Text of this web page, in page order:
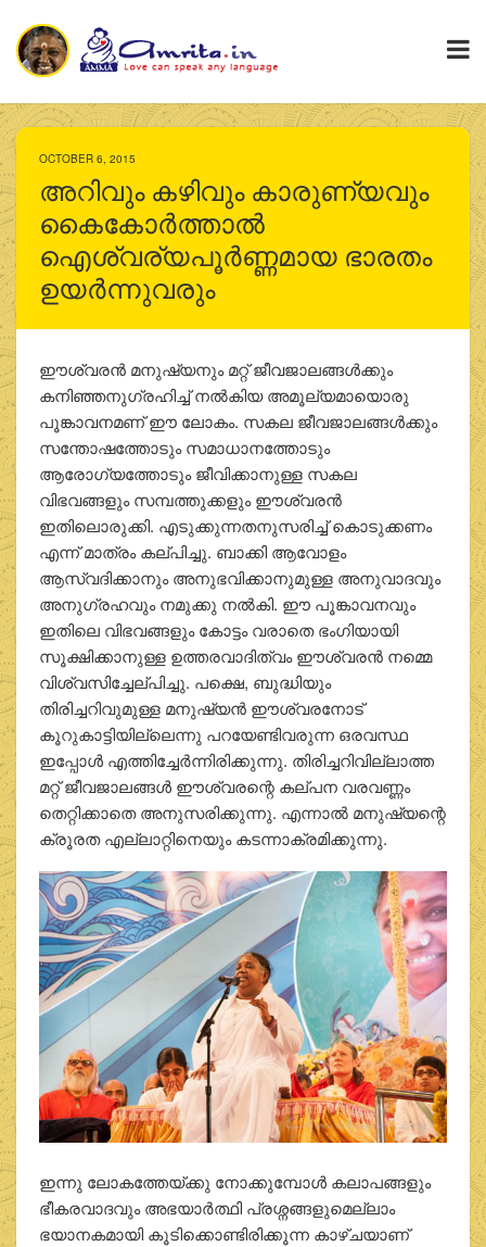
OCTOBER 6, 2015
അറിവും കഴിവും കാരുണ്യവും
കൈകോര്‍ത്താല്‍
ഐശ്വര്യപൂർണ്ണമായ ഭാരതം
ഉയര്‍ന്നുവരും
ഈശ്വരന്‍ മനുഷ്യനും മറ്റ് ജീവജാലങ്ങള്‍ക്കും
കനിഞ്ഞനുഗ്രഹിച്ച് നല്‍കിയ അമൂല്യമായൊരു
പൂങ്കാവനമണ് ഈ ലോകം. സകല ജീവജാലങ്ങള്‍ക്കും
സന്തോഷത്തോടും സമാധാനത്തോടും
ആരോഗ്യത്തോടും ജീവിക്കാനുള്ള സകല
വിഭവങ്ങളും സമ്പത്തുക്കളും ഈശ്വരന്‍
ഇതിലൊരുക്കി. എടുക്കുന്നതനുസരിച്ച് കൊടുക്കണം
എന്ന് മാത്രം കല്പിച്ചു. ബാക്കി ആവോളം
ആസ്വദിക്കാനും അനുഭവിക്കാനുമുള്ള അനുവാദവും
അനുഗ്രഹവും നമുക്കു നല്‍കി. ഈ പൂങ്കാവനവും
ഇതിലെ വിഭവങ്ങളും കോട്ടം വരാതെ ഭംഗിയായി
സൂക്ഷിക്കാനുള്ള ഉത്തരവാദിത്വം ഈശ്വരന്‍ നമ്മെ
വിശ്വസിച്ചേല്പിച്ചു. പക്ഷെ, ബുദ്ധിയും
തിരിച്ചറിവുമുള്ള മനുഷ്യന്‍ ഈശ്വരനോട്
കൂറുകാട്ടിയില്ലെന്നു പറയേണ്ടിവരുന്ന ഒരവസ്ഥ
ഇപ്പോള്‍ എത്തിച്ചേര്‍ന്നിരിക്കുന്നു. തിരിച്ചറിവില്ലാത്ത
മറ്റ് ജീവജാലങ്ങള്‍ ഈശ്വരന്റെ കല്പന വരവണ്ണം
തെറ്റിക്കാതെ അനുസരിക്കുന്നു. എന്നാല്‍ മനുഷ്യന്റെ
ക്രൂരത എല്ലാറ്റിനെയും കടന്നാക്രമിക്കുന്നു.
ഇന്നു ലോകത്തേയ്ക്കു നോക്കുമ്പോള്‍ കലാപങ്ങളും
ഭീകരവാദവും അഭയാര്‍ത്ഥി പ്രശ്നങ്ങളുമെല്ലാം
ഭയാനകമായി കൂടിക്കൊണ്ടിരിക്കൂന്ന കാഴ്ചയാണ്